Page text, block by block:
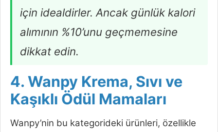
için idealdirler. Ancak günlük kalori
alımının %10’unu geçmemesine
dikkat edin.
4. Wanpy Krema, Sıvı ve
Kaşıklı Ödül Mamaları
Wanpy’nin bu kategorideki ürünleri, özellikle